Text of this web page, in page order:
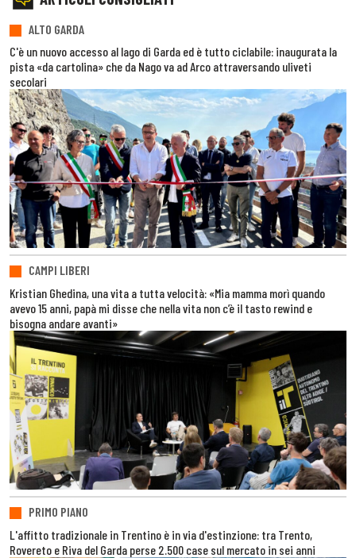
ALTO GARDA
C'è un nuovo accesso al lago di Garda ed è tutto ciclabile: inaugurata la
pista «da cartolina» che da Nago va ad Arco attraversando uliveti
secolari
CAMPI LIBERI
Kristian Ghedina, una vita a tutta velocità: «Mia mamma morì quando
avevo 15 anni, papà mi disse che nella vita non c’è il tasto rewind e
bisogna andare avanti»
PRIMO PIANO
L'affitto tradizionale in Trentino è in via d'estinzione: tra Trento,
Rovereto e Riva del Garda perse 2.500 case sul mercato in sei anni